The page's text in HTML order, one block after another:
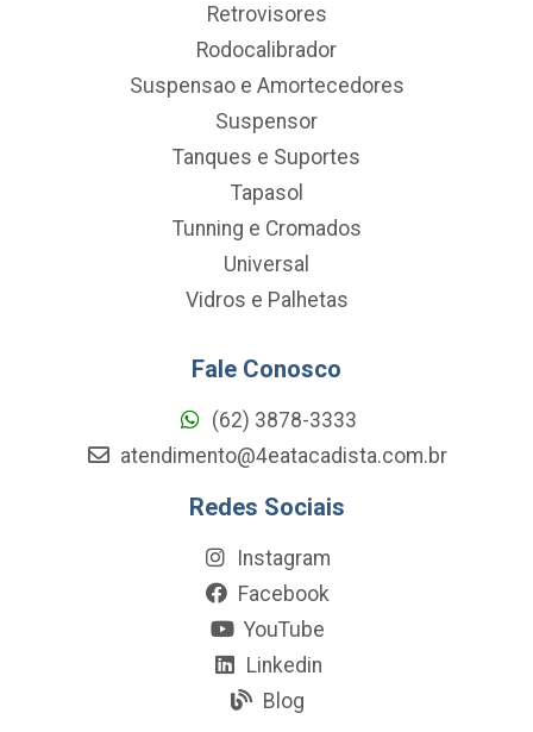
Retrovisores
Rodocalibrador
Suspensao e Amortecedores
Suspensor
Tanques e Suportes
Tapasol
Tunning e Cromados
Universal
Vidros e Palhetas
Fale Conosco
(62) 3878-3333
atendimento@4eatacadista.com.br
Redes Sociais
Instagram
Facebook
YouTube
Linkedin
Blog